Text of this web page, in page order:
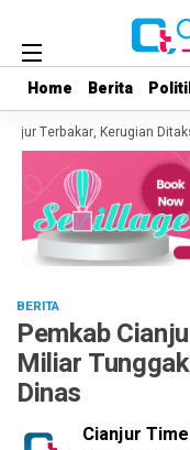
Home Berita
Home Berita
Terbakar, Kerugian
BERITA
Pemkab
Miliar
Dinas
Cianjur